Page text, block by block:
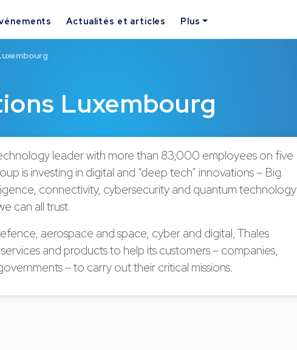
Actualités et articles Plus
Luxembourg
leader with more than 83,000 employees on five
is investing in digital and “deep tech” innovations – Big
connectivity, cybersecurity and quantum technology
can all trust.
aerospace and space, cyber and digital, Thales
and products to help its customers – companies,
– to carry out their critical missions.